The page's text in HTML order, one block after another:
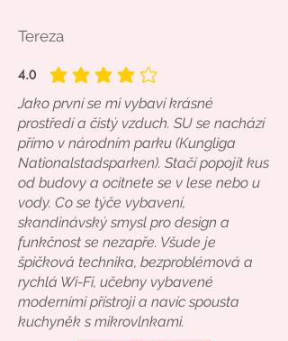
Tereza
4.0
average rating is 4 out of 5
Jako první se mi vybaví krásné
prostředí a čistý vzduch. SU se nachází
přímo v národním parku (Kungliga
Nationalstadsparken). Stačí popojít kus
od budovy a ocitnete se v lese nebo u
vody. Co se týče vybavení,
skandinávský smysl pro design a
funkčnost se nezapře. Všude je
špičková technika, bezproblémová a
rychlá Wi-Fi, učebny vybavené
moderními přístroji a navíc spousta
kuchyněk s mikrovlnkami.